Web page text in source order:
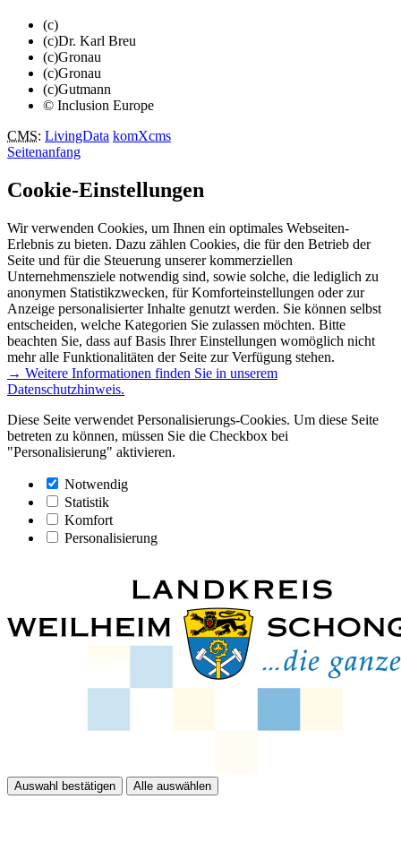
(c)
(c)Dr. Karl Breu
(c)Gronau
(c)Gronau
(c)Gutmann
© Inclusion Europe
CMS: LivingData komXcms
Seitenanfang
Cookie-Einstellungen
Wir verwenden Cookies, um Ihnen ein optimales Webseiten-
Erlebnis zu bieten. Dazu zählen Cookies, die für den Betrieb der
Seite und für die Steuerung unserer kommerziellen
Unternehmensziele notwendig sind, sowie solche, die lediglich zu
anonymen Statistikzwecken, für Komforteinstellungen oder zur
Anzeige personalisierter Inhalte genutzt werden. Sie können selbst
entscheiden, welche Kategorien Sie zulassen möchten. Bitte
beachten Sie, dass auf Basis Ihrer Einstellungen womöglich nicht
mehr alle Funktionalitäten der Seite zur Verfügung stehen.
→ Weitere Informationen finden Sie in unserem
Datenschutzhinweis.
Diese Seite verwendet Personalisierungs-Cookies. Um diese Seite
betreten zu können, müssen Sie die Checkbox bei
"Personalisierung" aktivieren.
Notwendig
Statistik
Komfort
Personalisierung
Auswahl bestätigen Alle auswählen